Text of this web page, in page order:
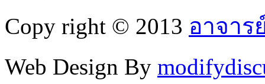
Copy right © 2013 อาจาร
Web Design By